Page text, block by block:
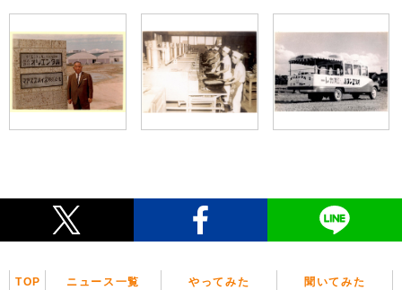
TOP ニュース一覧 やってみた 聞いてみた